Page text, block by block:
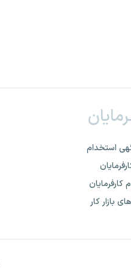
استخدام
کارفرمایان
بازار کار